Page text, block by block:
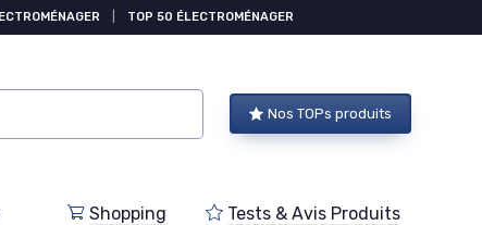
TOP 50 ÉLECTROMÉNAGER
Nos TOPs produits
Shopping Tests & Avis Produits